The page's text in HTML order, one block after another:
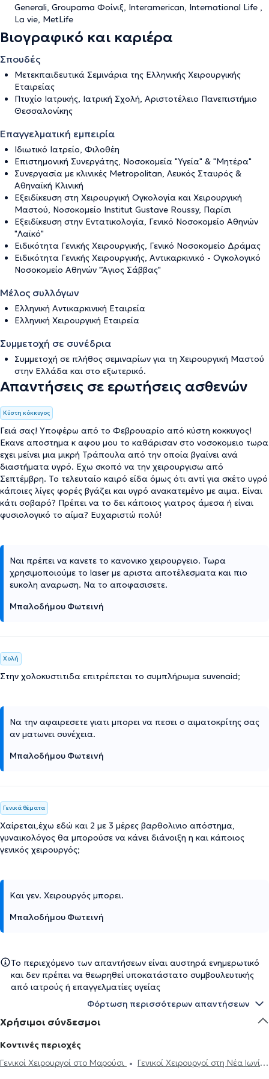
Generali, Groupama Φοίνιξ, Interamerican, International Life ,
La vie, MetLife
Βιογραφικό και καριέρα
Σπουδές
Μετεκπαιδευτικά Σεμινάρια της Ελληνικής Χειρουργικής
Εταιρείας
Πτυχίο Ιατρικής, Ιατρική Σχολή, Αριστοτέλειο Πανεπιστήμιο
Θεσσαλονίκης
Επαγγελματική εμπειρία
Ιδιωτικό Ιατρείο, Φιλοθέη
Επιστημονική Συνεργάτης, Νοσοκομεία "Υγεία" & "Μητέρα"
Συνεργασία με κλινικές Metropolitan, Λευκός Σταυρός &
Αθηναϊκή Κλινική
Εξειδίκευση στη Χειρουργική Ογκολογία και Χειρουργική
Μαστού, Νοσοκομείο Institut Gustave Roussy, Παρίσι
Εξειδίκευση στην Εντατικολογία, Γενικό Νοσοκομείο Αθηνών
"Λαϊκό"
Ειδικότητα Γενικής Χειρουργικής, Γενικό Νοσοκομείο Δράμας
Ειδικότητα Γενικής Χειρουργικής, Αντικαρκινικό - Ογκολογικό
Νοσοκομείο Αθηνών "Άγιος Σάββας"
Μέλος συλλόγων
Ελληνική Αντικαρκινική Εταιρεία
Ελληνική Χειρουργική Εταιρεία
Συμμετοχή σε συνέδρια
Συμμετοχή σε πλήθος σεμιναρίων για τη Χειρουργική Μαστού
στην Ελλάδα και στο εξωτερικό.
Απαντήσεις σε ερωτήσεις ασθενών
Κύστη κόκκυγος
Γειά σας! Υποφέρω από το Φεβρουαρίο από κύστη κοκκυγος!
Εκανε αποστημα κ αφου μου το καθάρισαν στο νοσοκομειο τωρα
εχει μείνει μια μικρή Τράπουλα από την οποία βγαίνει ανά
διαστήματα υγρό. Εχω σκοπό να την χειρουργισω από
Σεπτέμβρη. Το τελευταίο καιρό είδα όμως ότι αντί για σκέτο υγρό
κάποιες λίγες φορές βγάζει και υγρό ανακατεμένο με αιμα. Είναι
κάτι σοβαρό? Πρέπει να το δει κάποιος γιατρος άμεσα ή είναι
φυσιολογικό το αίμα? Ευχαριστώ πολύ!
Ναι πρέπει να κανετε το κανονικο χειρουργειο. Τωρα
χρησιμοποιούμε το laser με αριστα αποτέλεσματα και πιο
ευκολη αναρωση. Να το αποφασισετε.
Μπαλοδήμου Φωτεινή
Χολή
Στην χολοκυστιτιδα επιτρέπεται το συμπλήρωμα suvenaid;
Να την αφαιρεσετε γιατι μπορει να πεσει ο αιματοκρίτης σας
αν ματωνει συνέχεια.
Μπαλοδήμου Φωτεινή
Γενικά θέματα
Χαίρεται,έχω εδώ και 2 με 3 μέρες βαρθολινιο απόστημα,
γυναικολόγος θα μπορούσε να κάνει διάνοιξη η και κάποιος
γενικός χειρουργός;
Και γεν. Χειρουργός μπορει.
Μπαλοδήμου Φωτεινή
Το περιεχόμενο των απαντήσεων είναι αυστηρά ενημερωτικό
και δεν πρέπει να θεωρηθεί υποκατάστατο συμβουλευτικής
από ιατρούς ή επαγγελματίες υγείας
Φόρτωση περισσότερων απαντήσεων
Χρήσιμοι σύνδεσμοι
Κοντινές περιοχές
Γενικοί Χειρουργοί στο Μαρούσι
Γενικοί Χειρουργοί στη Νέα Ιωνία